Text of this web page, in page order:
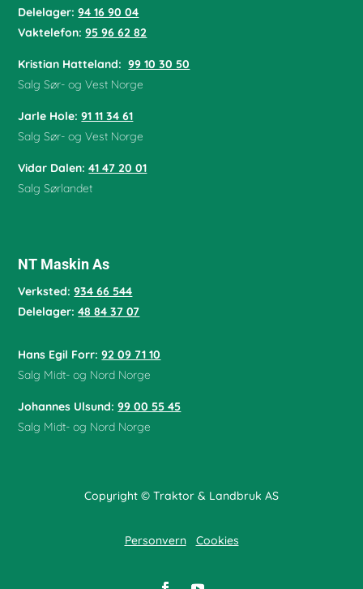
Delelager:94 16 90 04
Vaktelefon:95 96 62 82
Kristian Hatteland: 99 10 30 50
Salg Sør- og Vest Norge
Jarle Hole: 91 11 34 61
Salg Sør- og Vest Norge
Vidar Dalen: 41 47 20 01
Salg Sørlandet
NT Maskin As
Verksted:934 66 544
Delelager:48 84 37 07
Hans Egil Forr:92 09 71 10
Salg Midt- og Nord Norge
Johannes Ulsund:99 00 55 45
Salg Midt- og Nord Norge
Copyright © Traktor & Landbruk AS
Personvern Cookies